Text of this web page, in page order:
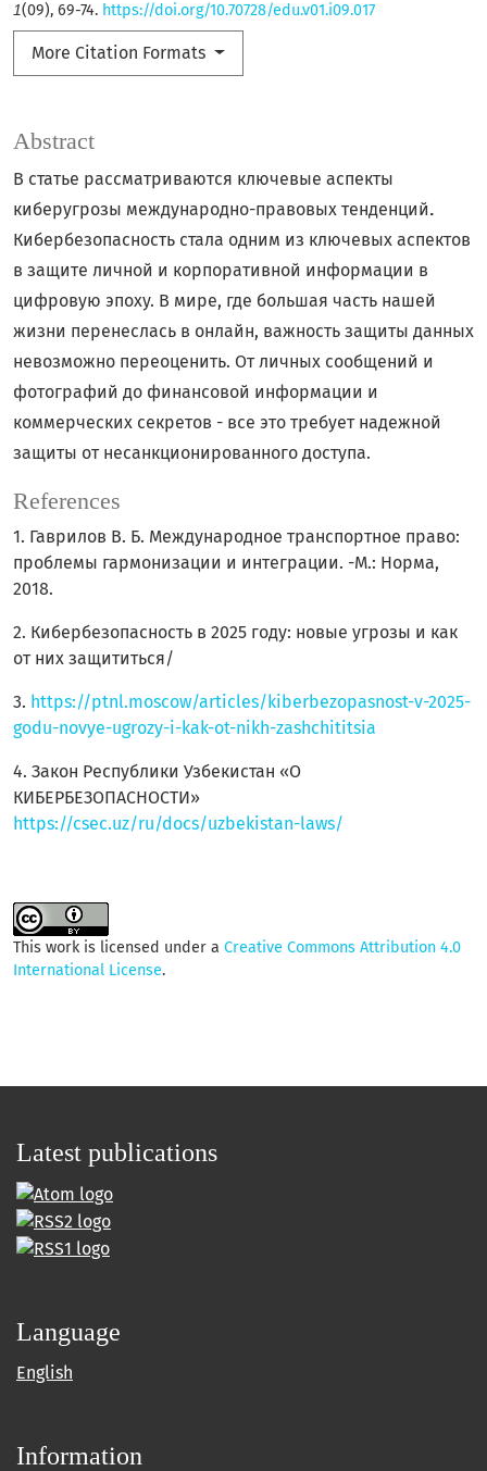
1(09), 69-74. https://doi.org/10.70728/edu.v01.i09.017
More Citation Formats
Abstract
В статье рассматриваются ключевые аспекты
киберугрозы международно-правовых тенденций.
Кибербезопасность стала одним из ключевых аспектов
в защите личной и корпоративной информации в
цифровую эпоху. В мире, где большая часть нашей
жизни перенеслась в онлайн, важность защиты данных
невозможно переоценить. От личных сообщений и
фотографий до финансовой информации и
коммерческих секретов - все это требует надежной
защиты от несанкционированного доступа.
References
1. Гаврилов В. Б. Международное транспортное право:
проблемы гармонизации и интеграции. -М.: Норма,
2018.
2. Кибербезопасность в 2025 году: новые угрозы и как
от них защититься/
3. https://ptnl.moscow/articles/kiberbezopasnost-v-2025-
godu-novye-ugrozy-i-kak-ot-nikh-zashchititsia
4. Закон Республики Узбекистан «О
КИБЕРБЕЗОПАСНОСТИ»
https://csec.uz/ru/docs/uzbekistan-laws/
This work is licensed under a Creative Commons Attribution 4.0
International License.
Latest publications
Language
English
Information